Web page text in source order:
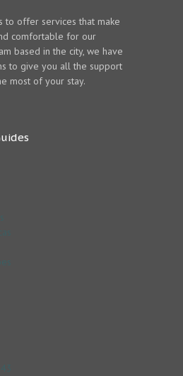
to offer services that make
comfortable for our
based in the city, we have
to give you all the support
most of your stay.